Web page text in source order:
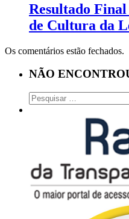
Resultado
de Cultura da
Os comentários estão fechados.
NÃO
Pesquisar
por: